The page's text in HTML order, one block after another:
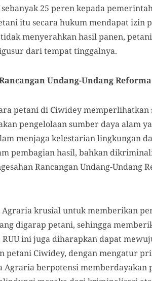
25 peren kepada
itu secara hukum mendapat izin
tidak menyerahkan hasil panen,
dari tempat tinggalnya.
Undang-Undang
petani di Ciwidey
pengelolaan sumber daya alam
menjaga kelestarian lingkungan
pembagian hasil, bahkan
Rancangan Undang-Undang
Agraria krusial untuk memberikan
digarap petani, sehingga
ini juga diharapkan dapat
petani Ciwidey, dengan mengatur
Agraria berpotensi memberdayakan